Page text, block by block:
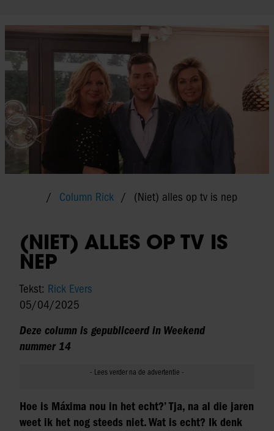
Column Rick (Niet) alles op tv is nep
(NIET) ALLES OP TV IS
NEP
Tekst: Rick Evers
05/04/2025
Deze column is gepubliceerd in Weekend
nummer 14
Hoe is Máxima nou in het echt?’ Tja, na al die jaren
weet ik het nog steeds niet. Wat is echt? Ik denk